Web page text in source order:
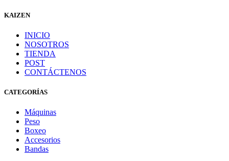
KAIZEN
INICIO
NOSOTROS
TIENDA
POST
CONTÁCTENOS
CATEGORÍAS
Máquinas
Peso
Boxeo
Accesorios
Bandas